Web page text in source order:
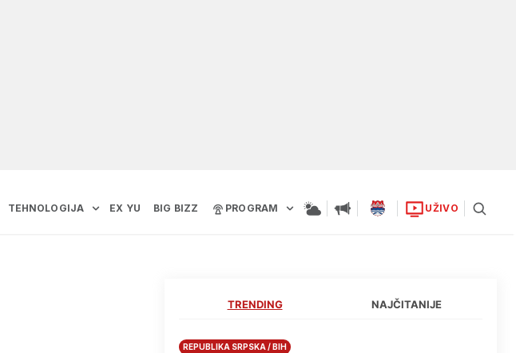
TEHNOLOGIJA EX YU BIG BIZZ PROGRAM UŽIVO
TRENDING NAJČITANIJE
REPUBLIKA SRPSKA / BIH